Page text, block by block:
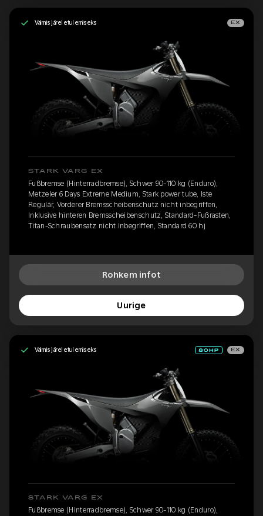
Valmis järeletulemiseks EX
STARK VARG EX
Fußbremse (Hinterradbremse), Schwer 90-110 kg (Enduro),
Metzeler 6 Days Extreme Medium, Stark power tube, Iste
Regulär, Vorderer Bremsscheibenschutz nicht inbegriffen,
Inklusive hinteren Bremsscheibenschutz, Standard-Fußrasten,
Titan-Schraubensatz nicht inbegriffen, Standard 60 hj
Rohkem infot
Uurige
Valmis järeletulemiseks EX
STARK VARG EX
Fußbremse (Hinterradbremse), Schwer 90-110 kg (Enduro),